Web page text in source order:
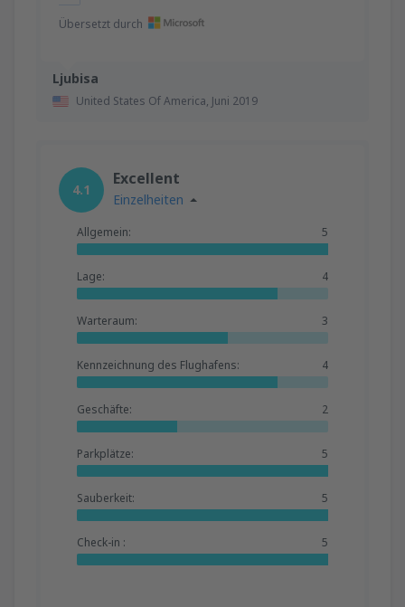
Ljubisa
United States Of America, Juni 2019
Übersetzt durch
4.1
Excellent
Einzelheiten
Allgemein: 5
Lage: 4
Warteraum: 3
Kennzeichnung des Flughafens: 4
Geschäfte: 2
Parkplätze: 5
Sauberkeit: 5
Check-in : 5